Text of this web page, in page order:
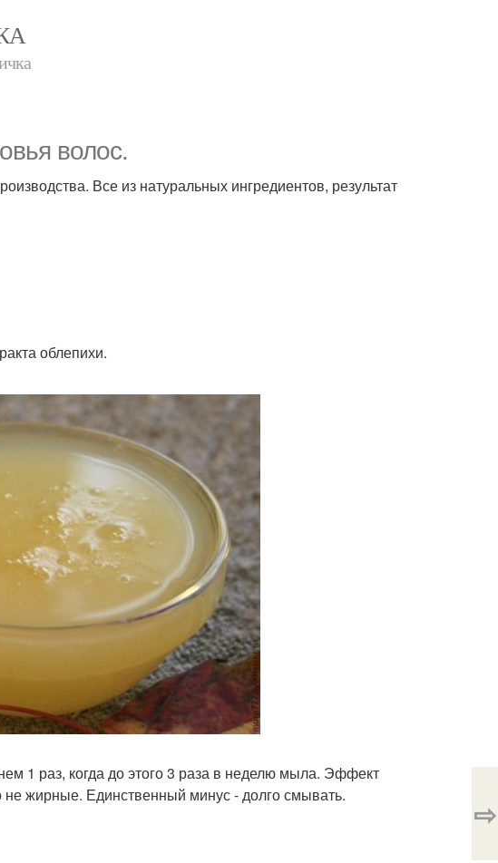
волос.
Все из натуральных ингредиентов, результат
облепихи.
1 раз, когда до этого 3 раза в неделю мыла. Эффект
жирные. Единственный минус - долго смывать.
⇨